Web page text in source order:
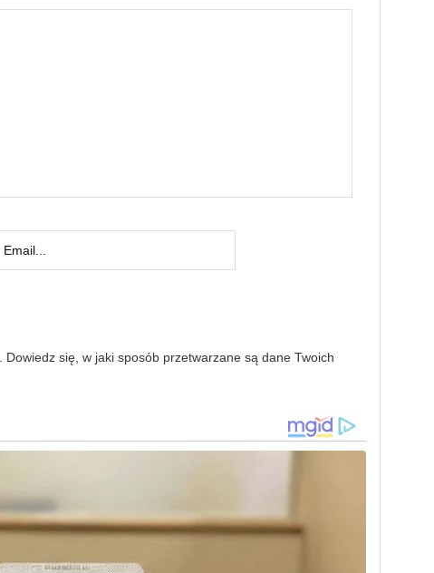
Dowiedz się, w jaki sposób przetwarzane są dane Twoich